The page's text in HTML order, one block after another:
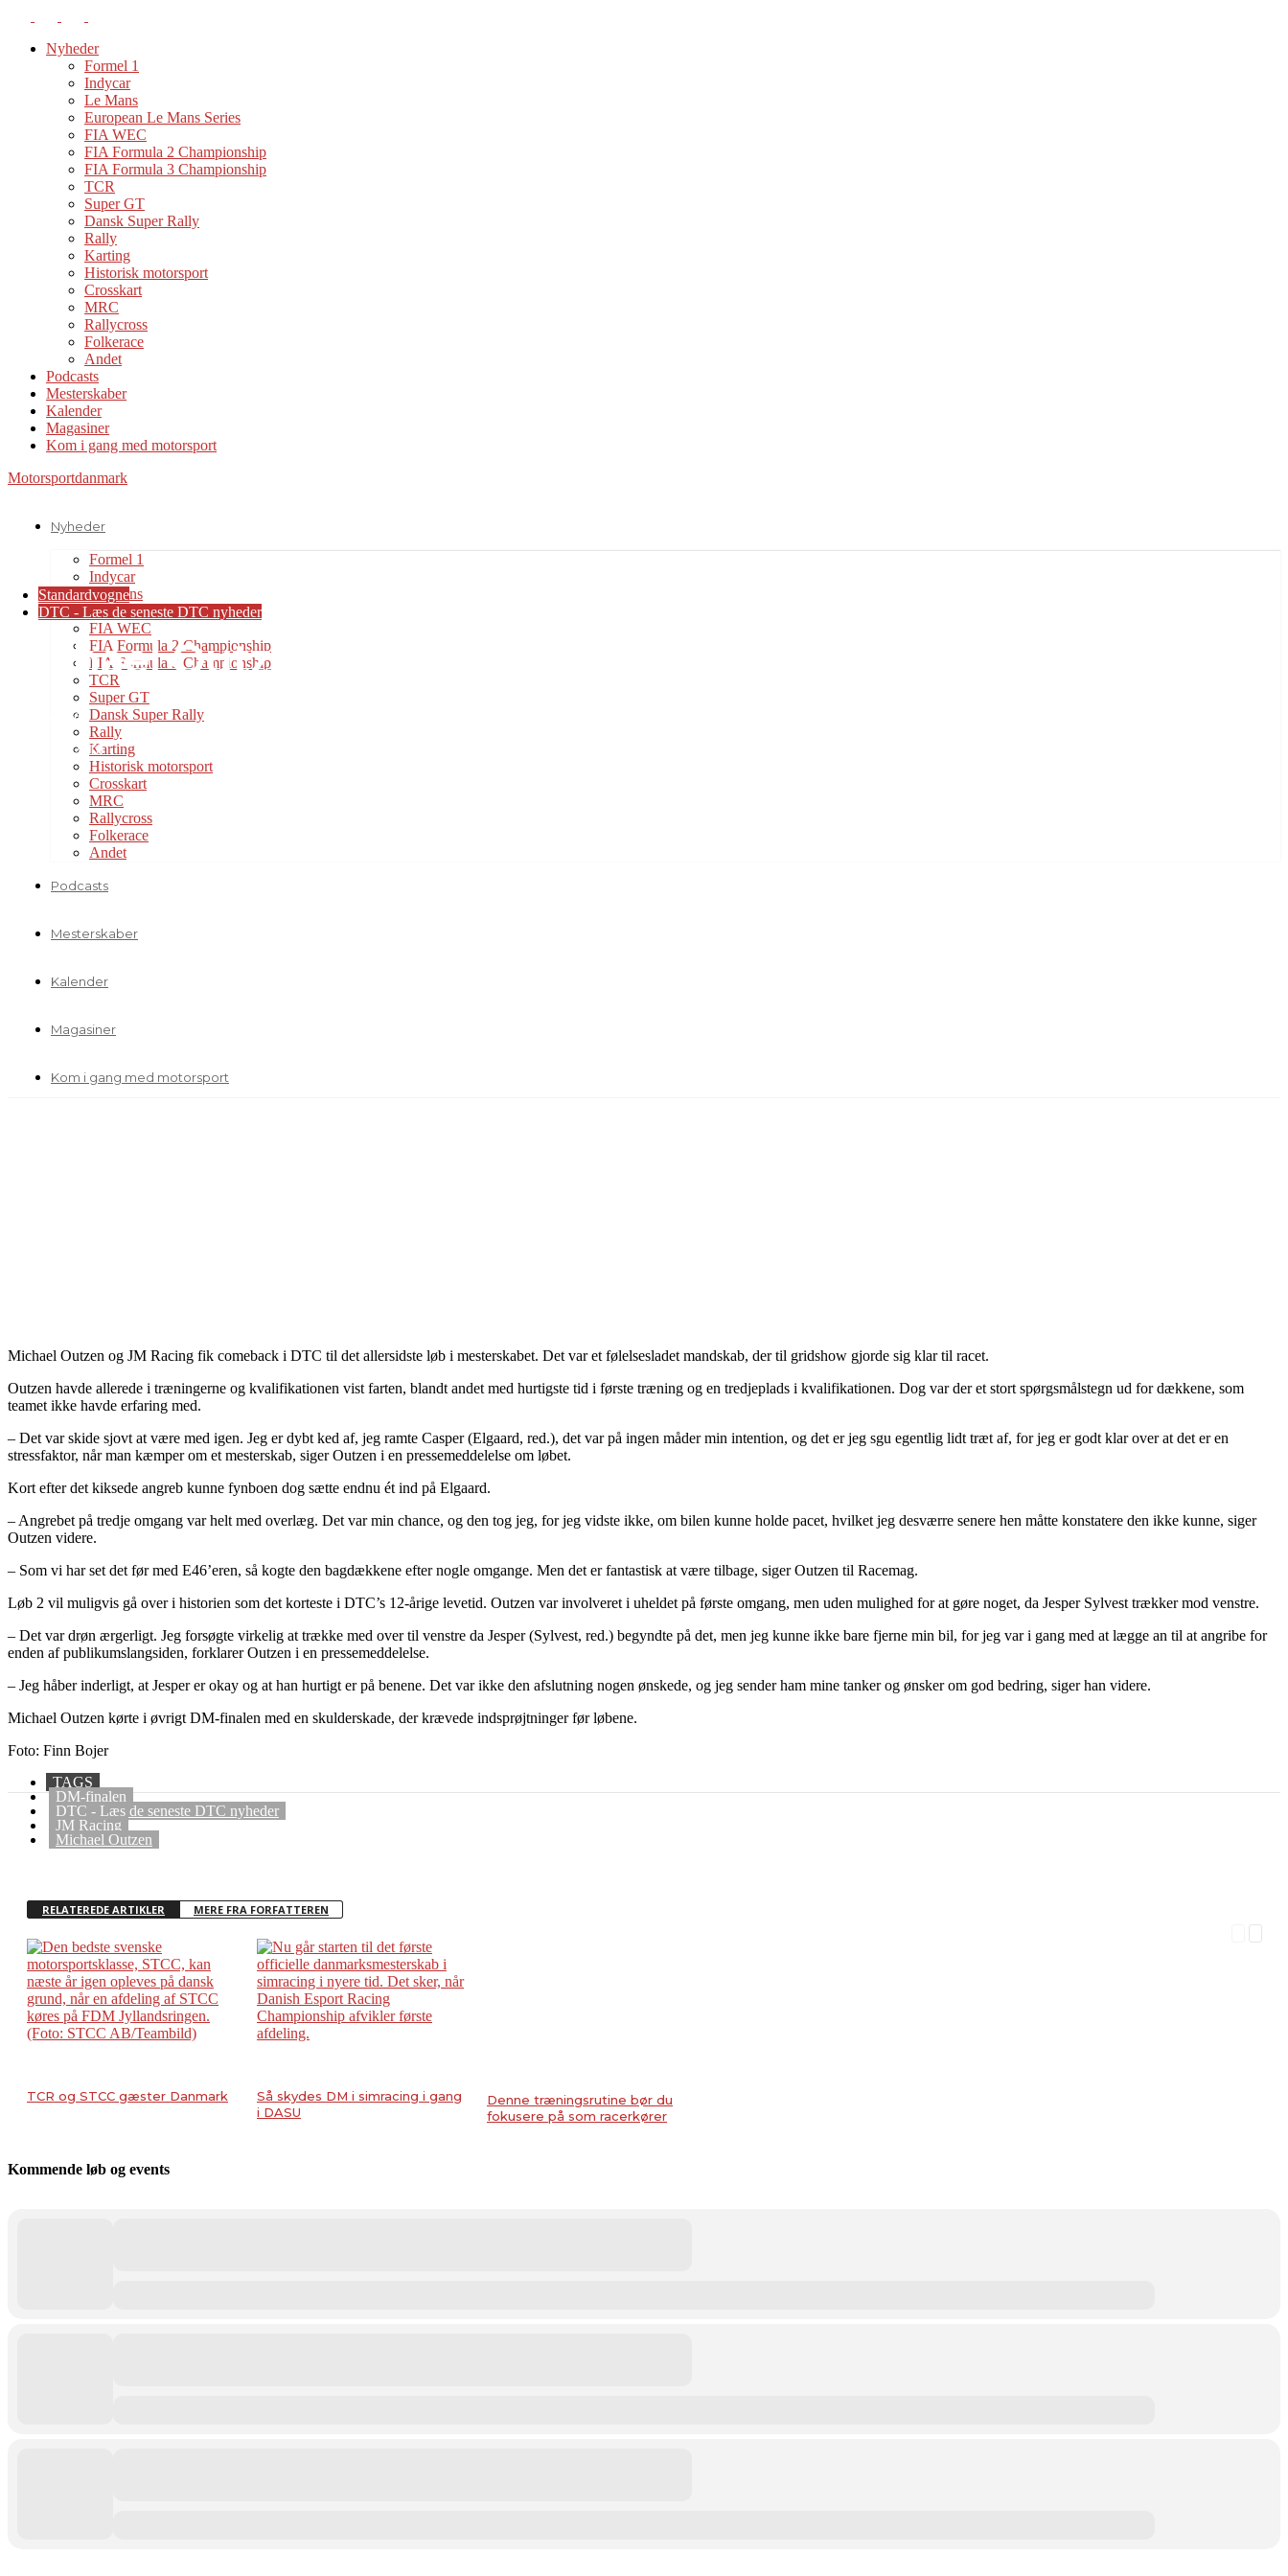
Nyheder
Formel 1
Indycar
Le Mans
European Le Mans Series
FIA WEC
FIA Formula 2 Championship
FIA Formula 3 Championship
TCR
Super GT
Dansk Super Rally
Rally
Karting
Historisk motorsport
Crosskart
MRC
Rallycross
Folkerace
Andet
Podcasts
Mesterskaber
Kalender
Magasiner
Kom i gang med motorsport
Motorsportdanmark
Nyheder
Formel 1
Indycar
Le Mans
European Le Mans Series
FIA WEC
FIA Formula 2 Championship
FIA Formula 3 Championship
TCR
Super GT
Dansk Super Rally
Rally
Karting
Historisk motorsport
Crosskart
MRC
Rallycross
Folkerace
Andet
Podcasts
Mesterskaber
Kalender
Magasiner
Kom i gang med motorsport
Standardvogne
DTC - Læs de seneste DTC nyheder
Michael Outzen fandt sig hurtigt til rette
Bo Skovfoged
13. oktober 2010
Michael Outzen og JM Racing fik comeback i DTC til det allersidste løb i mesterskabet. Det var et følelsesladet mandskab, der til gridshow gjorde sig klar til racet.
Outzen havde allerede i træningerne og kvalifikationen vist farten, blandt andet med hurtigste tid i første træning og en tredjeplads i kvalifikationen. Dog var der et stort spørgsmålstegn ud for dækkene, som
teamet ikke havde erfaring med.
– Det var skide sjovt at være med igen. Jeg er dybt ked af, jeg ramte Casper (Elgaard, red.), det var på ingen måder min intention, og det er jeg sgu egentlig lidt træt af, for jeg er godt klar over at det er en
stressfaktor, når man kæmper om et mesterskab, siger Outzen i en pressemeddelelse om løbet.
Kort efter det kiksede angreb kunne fynboen dog sætte endnu ét ind på Elgaard.
– Angrebet på tredje omgang var helt med overlæg. Det var min chance, og den tog jeg, for jeg vidste ikke, om bilen kunne holde pacet, hvilket jeg desværre senere hen måtte konstatere den ikke kunne, siger
Outzen videre.
– Som vi har set det før med E46’eren, så kogte den bagdækkene efter nogle omgange. Men det er fantastisk at være tilbage, siger Outzen til Racemag.
Løb 2 vil muligvis gå over i historien som det korteste i DTC’s 12-årige levetid. Outzen var involveret i uheldet på første omgang, men uden mulighed for at gøre noget, da Jesper Sylvest trækker mod venstre.
– Det var drøn ærgerligt. Jeg forsøgte virkelig at trække med over til venstre da Jesper (Sylvest, red.) begyndte på det, men jeg kunne ikke bare fjerne min bil, for jeg var i gang med at lægge an til at angribe for
enden af publikumslangsiden, forklarer Outzen i en pressemeddelelse.
– Jeg håber inderligt, at Jesper er okay og at han hurtigt er på benene. Det var ikke den afslutning nogen ønskede, og jeg sender ham mine tanker og ønsker om god bedring, siger han videre.
Michael Outzen kørte i øvrigt DM-finalen med en skulderskade, der krævede indsprøjtninger før løbene.
Foto: Finn Bojer
TAGS
DM-finalen
DTC - Læs de seneste DTC nyheder
JM Racing
Michael Outzen
RELATEREDE ARTIKLER MERE FRA FORFATTEREN
TCR og STCC gæster Danmark
Så skydes DM i simracing i gang
i DASU
Denne træningsrutine bør du
fokusere på som racerkører
Kommende løb og events